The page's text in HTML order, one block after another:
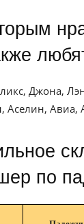
Джона,
Аселин, Авиа,
по